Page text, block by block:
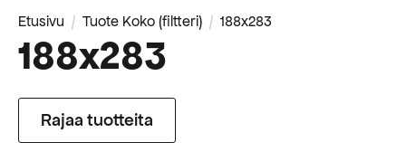
Etusivu Tuote Koko (filtteri) 188x283
188x283
Rajaa tuotteita